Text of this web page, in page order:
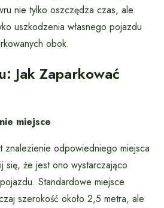
nie tylko oszczędza czas, ale
uszkodzenia własnego pojazdu
obok.
Jak Zaparkować
miejsce
znalezienie odpowiedniego miejsca
się, że jest ono wystarczająco
Standardowe miejsce
szerokość około 2,5 metra, ale